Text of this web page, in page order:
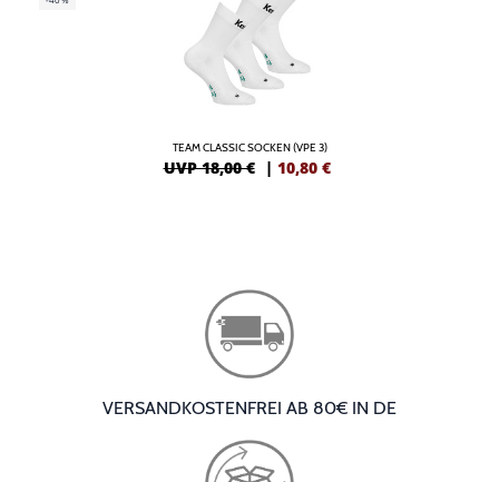
TEAM CLASSIC SOCKEN (VPE 3)
UVP 18,00 € | 10,80 €
VERSANDKOSTENFREI AB 80€ IN DE